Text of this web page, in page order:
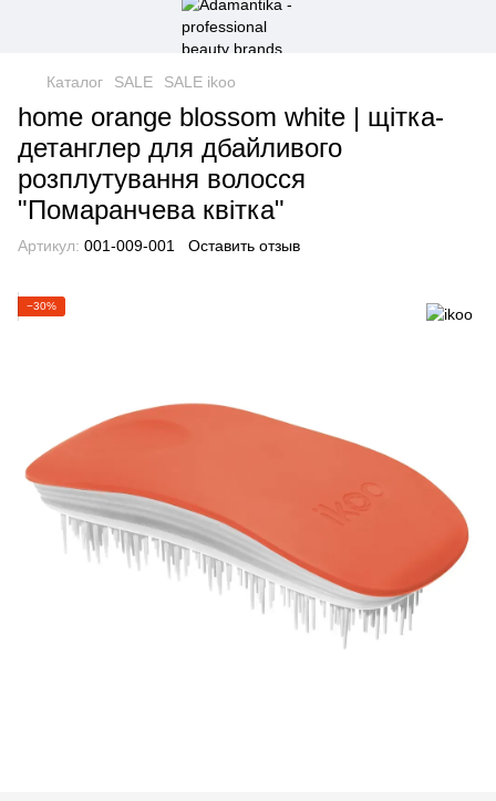
Каталог SALE SALE ikoo
home orange blossom white | щітка-
детанглер для дбайливого
розплутування волосся
"Помаранчева квітка"
Артикул: 001-009-001 Оставить отзыв
−30%